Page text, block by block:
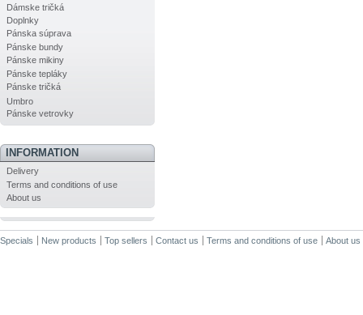
Dámske tričká
Doplnky
Pánska súprava
Pánske bundy
Pánske mikiny
Pánske tepláky
Pánske tričká
Umbro
Pánske vetrovky
INFORMATION
Delivery
Terms and conditions of use
About us
Specials New products Top sellers Contact us Terms and conditions of use About us